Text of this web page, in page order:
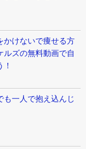
かけないで痩せる方
ルズの無料動画で自
も一人で抱え込んじ